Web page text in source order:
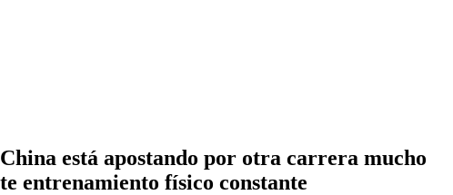
está apostando por otra carrera mucho
entrenamiento físico constante